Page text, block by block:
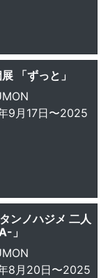
「ずっと」
9月17日〜2025
ンノハジメ 二人
」
8月20日〜2025